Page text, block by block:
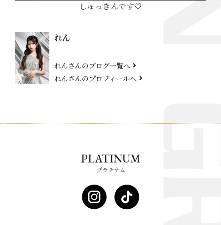
しゅっきんです🤍
れん
れんさんのブログ一覧へ
れんさんのプロフィールへ
PLATINUM
プラチナム